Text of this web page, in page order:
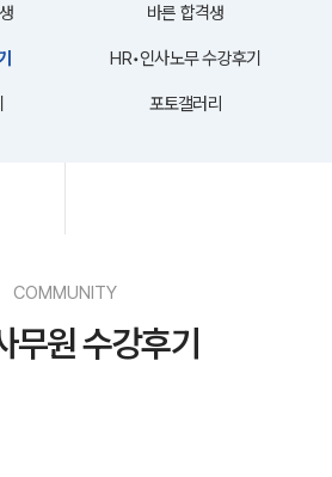
바른 합격생
HR•인사노무 수강후기
포토갤러리
COMMUNITY
무원 수강후기